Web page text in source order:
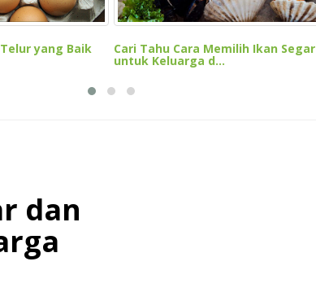
yang Baik Cari Tahu Cara Memilih Ikan Segar
untuk Keluarga d...
dan